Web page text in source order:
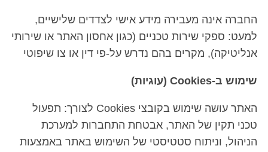
החברה אינה מעבירה מידע אישי לצדדים שלישיים,
למעט: ספקי שירות טכניים (כגון אחסון האתר או שירותי
אנליטיקה), מקרים בהם נדרש על-פי דין או צו שיפוטי
שימוש ב-Cookies (עוגיות)
האתר עושה שימוש בקובצי Cookies לצורך: תפעול
טכני תקין של האתר, אבטחת התחברות למערכת
הניהול, וניתוח סטטיסטי של השימוש באתר באמצעות